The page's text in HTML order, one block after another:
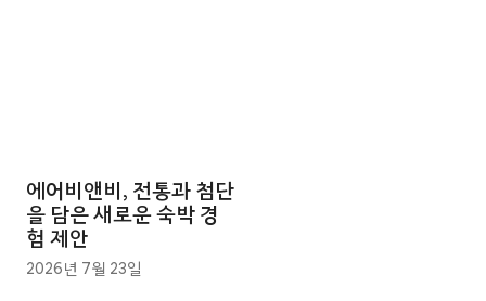
에어비앤비, 전통과 첨단
을 담은 새로운 숙박 경
험 제안
2026년 7월 23일